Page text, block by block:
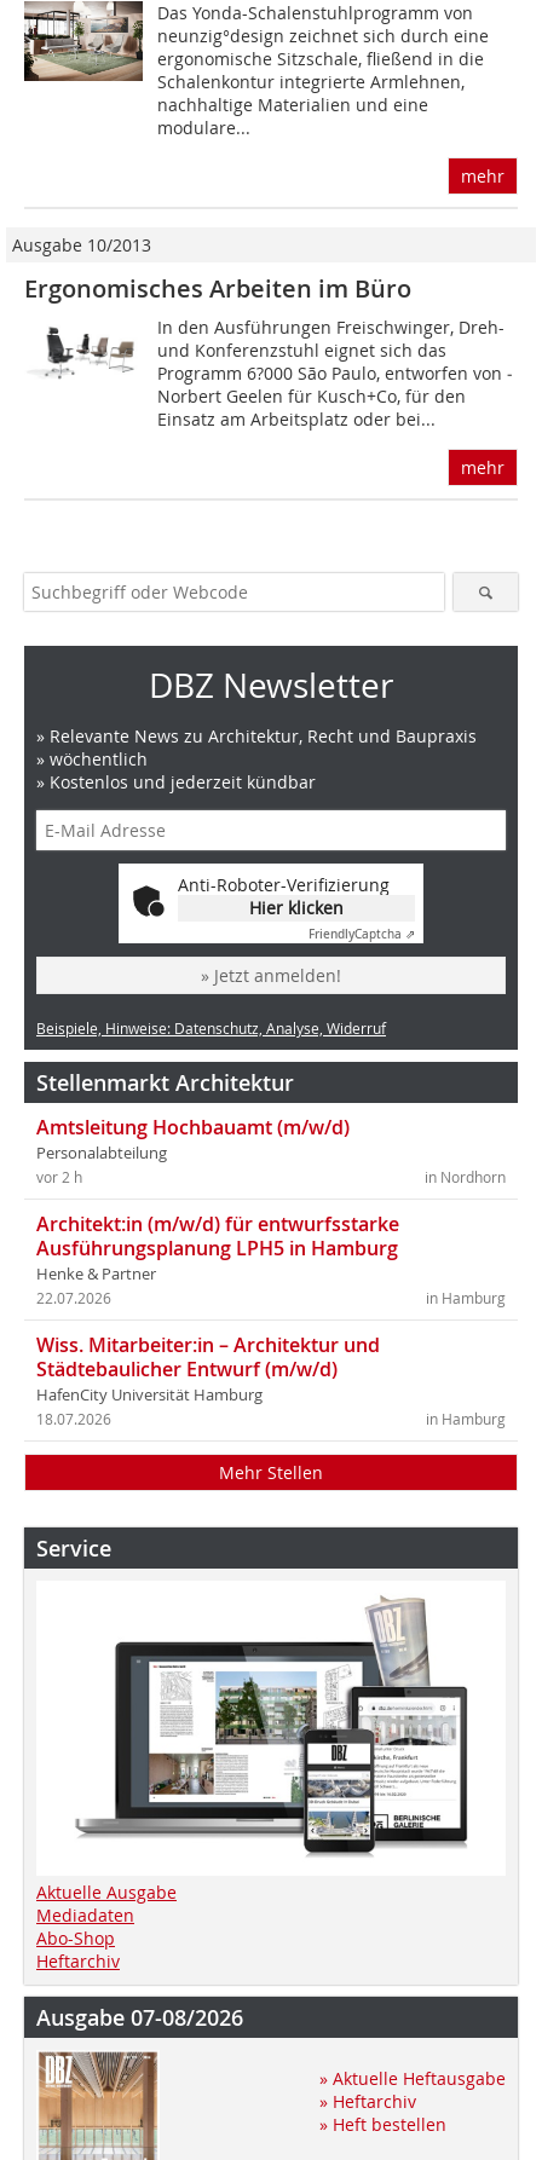
Das Yonda-Schalenstuhlprogramm von
neunzig°design zeichnet sich durch eine
ergonomische Sitzschale, fließend in die
Schalenkontur integrierte Armlehnen,
nachhaltige Materialien und eine
modulare...
mehr
Ausgabe 10/2013
Ergonomisches Arbeiten im Büro
In den Ausführungen Freischwinger, Dreh-
und Konferenzstuhl eignet sich das
Programm 6?000 São Paulo, entworfen von ­
Norbert Geelen für Kusch+Co, für den
Einsatz am Arbeitsplatz oder bei...
mehr
DBZ Newsletter
» Relevante News zu Architektur, Recht und Baupraxis
» wöchentlich
» Kostenlos und jederzeit kündbar
Anti-Roboter-Verifizierung
Hier klicken
FriendlyCaptcha ⇗
» Jetzt anmelden!
Beispiele, Hinweise: Datenschutz, Analyse, Widerruf
Stellenmarkt Architektur
Amtsleitung Hochbauamt (m/w/d)
Personalabteilung
in Nordhorn
vor 2 h
Architekt:in (m/w/d) für entwurfsstarke
Ausführungsplanung LPH5 in Hamburg
Henke & Partner
in Hamburg
22.07.2026
Wiss. Mitarbeiter:in – Architektur und
Städtebaulicher Entwurf (m/w/d)
HafenCity Universität Hamburg
in Hamburg
18.07.2026
Mehr Stellen
Service
Aktuelle Ausgabe
Mediadaten
Abo-Shop
Heftarchiv
Ausgabe 07-08/2026
» Aktuelle Heftausgabe
» Heftarchiv
» Heft bestellen